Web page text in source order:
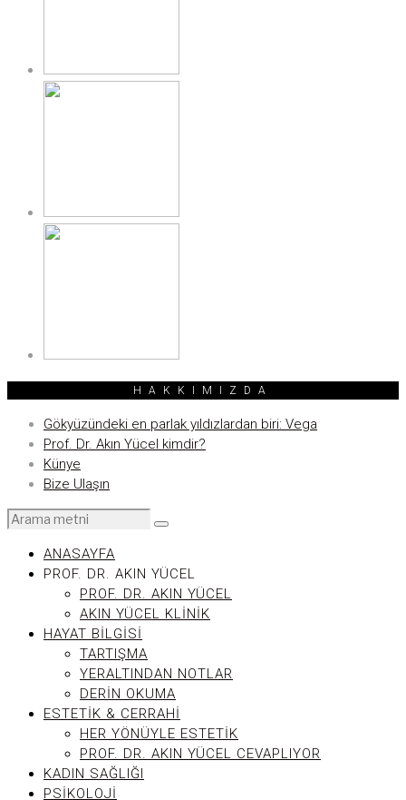
HAKKIMIZDA
Gökyüzündeki en parlak yıldızlardan biri: Vega
Prof. Dr. Akın Yücel kimdir?
Künye
Bize Ulaşın
ANASAYFA
PROF. DR. AKIN YÜCEL
PROF. DR. AKIN YÜCEL
AKIN YÜCEL KLINIK
HAYAT BILGISI
TARTIŞMA
YERALTINDAN NOTLAR
DERIN OKUMA
ESTETIK & CERRAHI
HER YÖNÜYLE ESTETIK
PROF. DR. AKIN YÜCEL CEVAPLIYOR
KADIN SAĞLIĞI
PSIKOLOJI